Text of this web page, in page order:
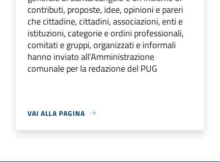
contributi, proposte, idee, opinioni e pareri
che cittadine, cittadini, associazioni, enti e
istituzioni, categorie e ordini professionali,
comitati e gruppi, organizzati e informali
hanno inviato all’Amministrazione
comunale per la redazione del PUG
VAI ALLA PAGINA